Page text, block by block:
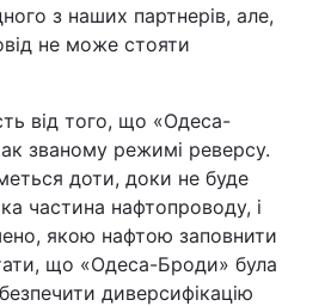
з наших партнерів, але,
не може стояти
від того, що «Одеса-
званому режимі реверсу.
доти, доки не буде
частина нафтопроводу, і
якою нафтою заповнити
що «Одеса-Броди» була
диверсифікацію